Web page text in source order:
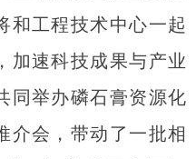
和工程技术中心一起
加速科技成果与产业
同举办磷石膏资源化
介会，带动了一批相